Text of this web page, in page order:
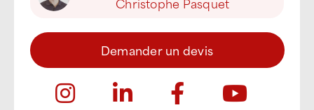
Demander un devis